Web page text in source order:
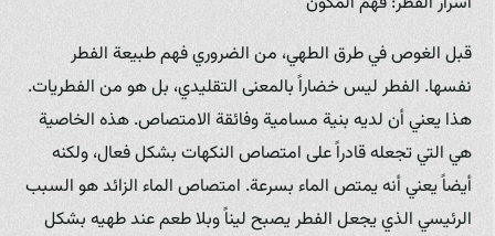
قبل الغوص في طرق الطهي، من الضروري فهم طبيعة الفطر
نفسها. الفطر ليس خضاراً بالمعنى التقليدي، بل هو من الفطريات.
هذا يعني أن لديه بنية مسامية وفائقة الامتصاص. هذه الخاصية
هي التي تجعله قادراً على امتصاص النكهات بشكل فعال، ولكنه
أيضاً يعني أنه يمتص الماء بسرعة. امتصاص الماء الزائد هو السبب
الرئيسي الذي يجعل الفطر يصبح ليناً وبلا طعم عند طهيه بشكل